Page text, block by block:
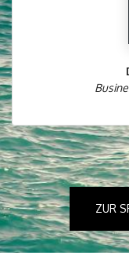
Dr.
Business
ZUR